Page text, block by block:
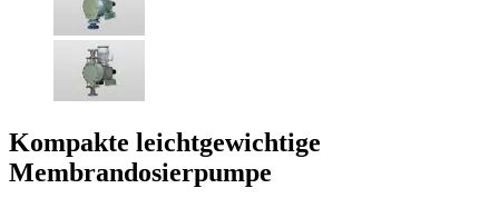
Kompakte leichtgewichtige
Membrandosierpumpe